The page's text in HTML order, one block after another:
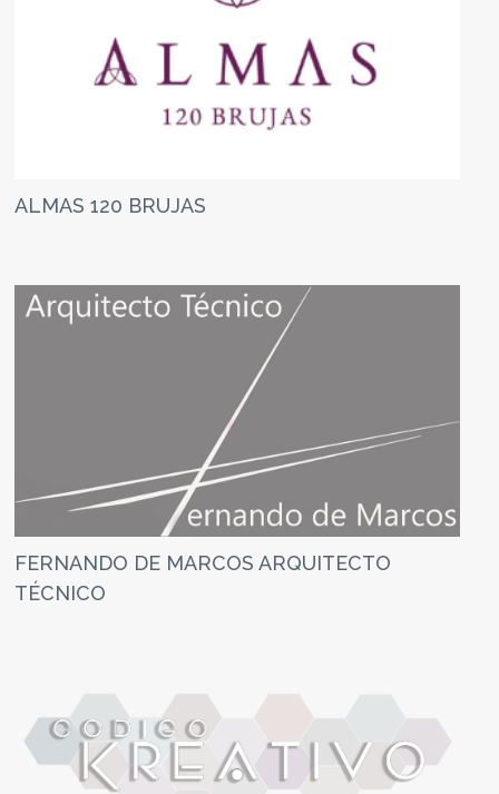
ALMAS 120 BRUJAS
FERNANDO DE MARCOS ARQUITECTO
TÉCNICO